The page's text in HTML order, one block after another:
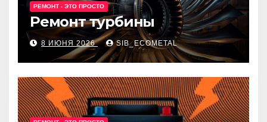
РЕМОНТ - ЭТО ПРОСТО
Ремонт турбины
8 ИЮНЯ 2026 SIB_ECOMETAL